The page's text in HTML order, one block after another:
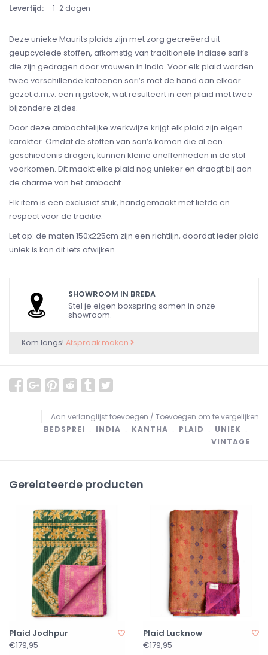
Levertijd: 1-2 dagen
Deze unieke Maurits plaids zijn met zorg gecreëerd uit
geupcyclede stoffen, afkomstig van traditionele Indiase sari’s
die zijn gedragen door vrouwen in India. Voor elk plaid worden
twee verschillende katoenen sari’s met de hand aan elkaar
gezet d.m.v. een rijgsteek, wat resulteert in een plaid met twee
bijzondere zijdes.
Door deze ambachtelijke werkwijze krijgt elk plaid zijn eigen
karakter. Omdat de stoffen van sari’s komen die al een
geschiedenis dragen, kunnen kleine oneffenheden in de stof
voorkomen. Dit maakt elke plaid nog unieker en draagt bij aan
de charme van het ambacht.
Elk item is een exclusief stuk, handgemaakt met liefde en
respect voor de traditie.
Let op: de maten 150x225cm zijn een richtlijn, doordat ieder plaid
uniek is kan dit iets afwijken.
SHOWROOM IN BREDA
Stel je eigen boxspring samen in onze
showroom.
Kom langs! Afspraak maken
Aan verlanglijst toevoegen / Toevoegen om te vergelijken
BEDSPREI ﹒ INDIA ﹒ KANTHA ﹒ PLAID ﹒ UNIEK ﹒
VINTAGE
Gerelateerde producten
Plaid Jodhpur
€179,95
Plaid Lucknow
€179,95